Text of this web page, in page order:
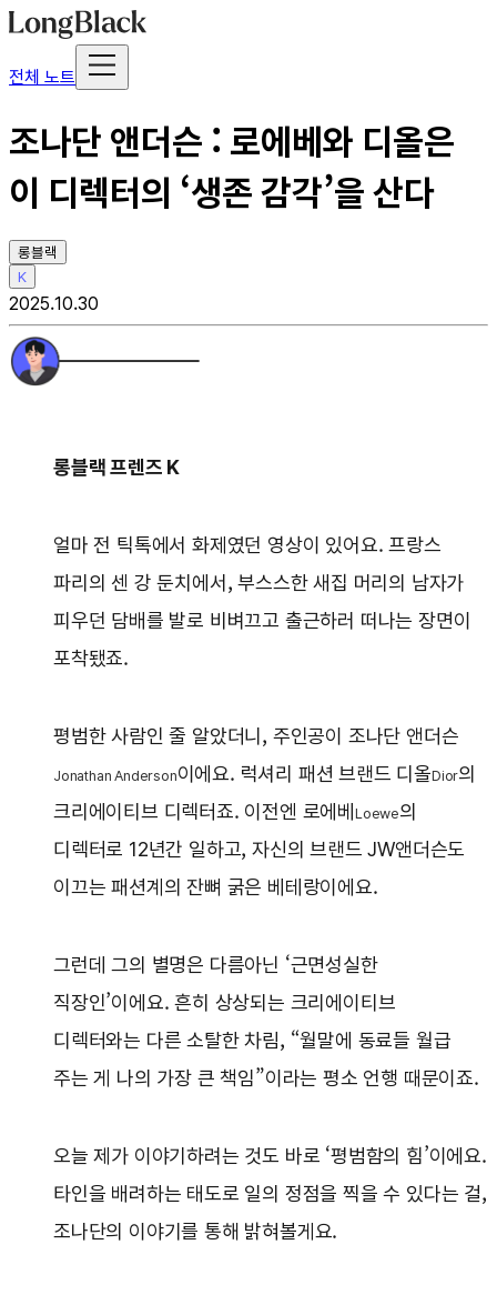
전체 노트
조나단 앤더슨 : 로에베와 디올은
이 디렉터의 ‘생존 감각’을 산다
롱블랙
K
2025.10.30
롱블랙 프렌즈 K
얼마 전 틱톡에서 화제였던 영상이 있어요. 프랑스
파리의 센 강 둔치에서, 부스스한 새집 머리의 남자가
피우던 담배를 발로 비벼끄고 출근하러 떠나는 장면이
포착됐죠.
평범한 사람인 줄 알았더니, 주인공이 조나단 앤더슨
Jonathan Anderson이에요. 럭셔리 패션 브랜드 디올Dior의
크리에이티브 디렉터죠. 이전엔 로에베Loewe의
디렉터로 12년간 일하고, 자신의 브랜드 JW앤더슨도
이끄는 패션계의 잔뼈 굵은 베테랑이에요.
그런데 그의 별명은 다름아닌 ‘근면성실한
직장인’이에요. 흔히 상상되는 크리에이티브
디렉터와는 다른 소탈한 차림, “월말에 동료들 월급
주는 게 나의 가장 큰 책임”이라는 평소 언행 때문이죠.
오늘 제가 이야기하려는 것도 바로 ‘평범함의 힘’이에요.
타인을 배려하는 태도로 일의 정점을 찍을 수 있다는 걸,
조나단의 이야기를 통해 밝혀볼게요.